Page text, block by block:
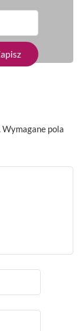
Wymagane pola